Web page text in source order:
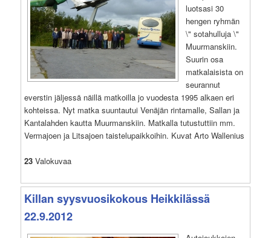
luotsasi 30
hengen ryhmän
\" sotahulluja \"
Muurmanskiin.
Suurin osa
matkalaisista on
seurannut
everstin jäljessä näillä matkoilla jo vuodesta 1995 alkaen eri
kohteissa. Nyt matka suuntautui Venäjän rintamalle, Sallan ja
Kantalahden kautta Muurmanskiin. Matkalla tutustuttiin mm.
Vermajoen ja Litsajoen taistelupaikkoihin. Kuvat Arto Wallenius
23 Valokuvaa
Killan syysvuosikokous Heikkilässä
22.9.2012